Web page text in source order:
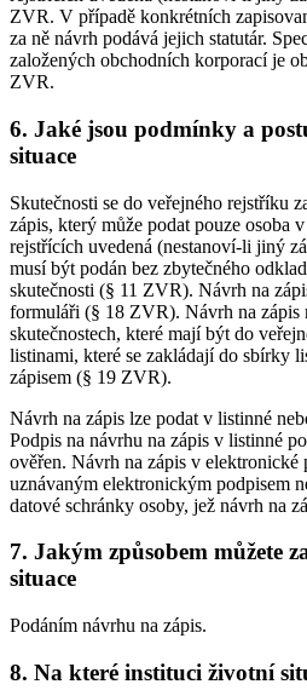
ZVR. V případě konkrétních
za ně návrh podává jejich statutár.
založených obchodních korporací je
ZVR.
6. Jaké jsou podmínky a
situace
Skutečnosti se do veřejného rejstříku
zápis, který může podat pouze osoba
rejstřících uvedená (nestanoví-li jiný
musí být podán bez zbytečného
skutečnosti (§ 11 ZVR). Návrh na
formuláři (§ 18 ZVR). Návrh na zápis
skutečnostech, které mají být do
listinami, které se zakládají do sbírky
zápisem (§ 19 ZVR).
Návrh na zápis lze podat v listinné
Podpis na návrhu na zápis v listinné
ověřen. Návrh na zápis v elektronické
uznávaným elektronickým podpisem
datové schránky osoby, jež návrh na
7. Jakým způsobem můžete
situace
Podáním návrhu na zápis.
8. Na které instituci životní